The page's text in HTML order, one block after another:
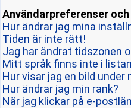
Användarpreferenser
Hur ändrar jag mina
Tiden är inte rätt!
Jag har ändrat tidszonen
Mitt språk finns inte i
Hur visar jag en bild
Hur ändrar jag min rank?
När jag klickar på e-